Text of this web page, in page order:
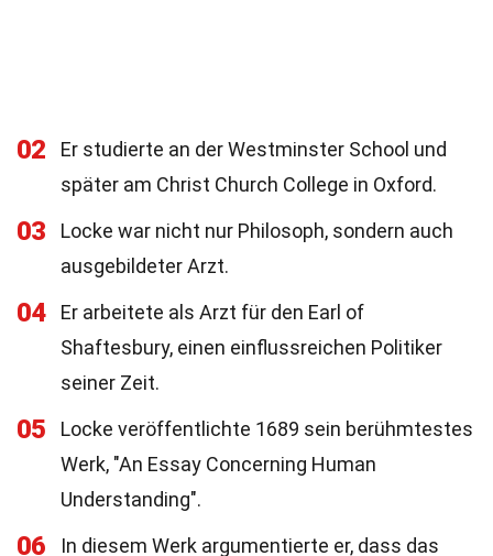
02
Er studierte an der Westminster School und
später am Christ Church College in Oxford.
03
Locke war nicht nur Philosoph, sondern auch
ausgebildeter Arzt.
04
Er arbeitete als Arzt für den Earl of
Shaftesbury, einen einflussreichen Politiker
seiner Zeit.
05
Locke veröffentlichte 1689 sein berühmtestes
Werk, "An Essay Concerning Human
Understanding".
06
In diesem Werk argumentierte er, dass das